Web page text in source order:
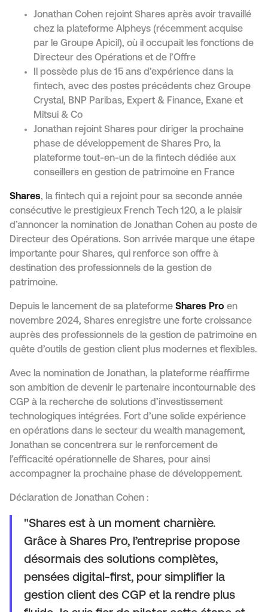
Jonathan Cohen rejoint Shares après avoir travaillé
chez la plateforme Alpheys (récemment acquise
par le Groupe Apicil), où il occupait les fonctions de
Directeur des Opérations et de l’Offre
Il possède plus de 15 ans d’expérience dans la
fintech, avec des postes précédents chez Groupe
Crystal, BNP Paribas, Expert & Finance, Exane et
Mitsui & Co
Jonathan rejoint Shares pour diriger la prochaine
phase de développement de Shares Pro, la
plateforme tout-en-un de la fintech dédiée aux
conseillers en gestion de patrimoine en France
Shares, la fintech qui a rejoint pour sa seconde année
consécutive le prestigieux French Tech 120, a le plaisir
d’annoncer la nomination de Jonathan Cohen au poste de
Directeur des Opérations. Son arrivée marque une étape
importante pour Shares, qui renforce son offre à
destination des professionnels de la gestion de
patrimoine.
Depuis le lancement de sa plateforme Shares Pro en
novembre 2024, Shares enregistre une forte croissance
auprès des professionnels de la gestion de patrimoine en
quête d’outils de gestion client plus modernes et flexibles.
Avec la nomination de Jonathan, la plateforme réaffirme
son ambition de devenir le partenaire incontournable des
CGP à la recherche de solutions d’investissement
technologiques intégrées. Fort d’une solide expérience
en opérations dans le secteur du wealth management,
Jonathan se concentrera sur le renforcement de
l’efficacité opérationnelle de Shares, pour ainsi
accompagner la prochaine phase de développement.
Déclaration de Jonathan Cohen :
"Shares est à un moment charnière.
Grâce à Shares Pro, l’entreprise propose
désormais des solutions complètes,
pensées digital-first, pour simplifier la
gestion client des CGP et la rendre plus